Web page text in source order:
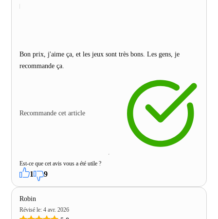
Bon prix, j'aime ça, et les jeux sont très bons. Les gens, je
recommande ça.
Recommande cet article
Est-ce que cet avis vous a été utile ?
1 9
Robin
Révisé le: 4 avr. 2026